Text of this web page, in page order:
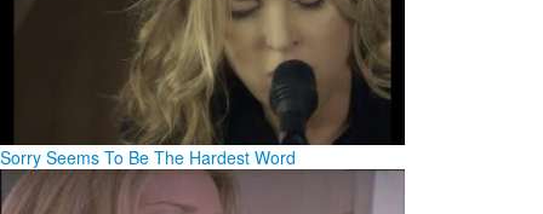
Sorry Seems To Be The Hardest Word